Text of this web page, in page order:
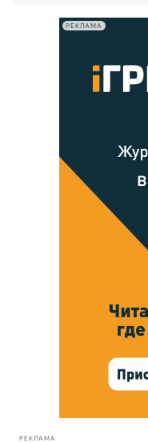
РЕКЛАМА
РЕКЛАМА